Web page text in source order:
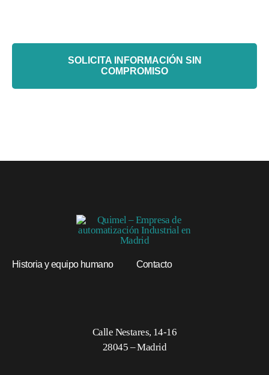
SOLICITA INFORMACIÓN SIN
COMPROMISO
Historia y equipo humano Contacto
Calle Nestares, 14-16
28045 – Madrid